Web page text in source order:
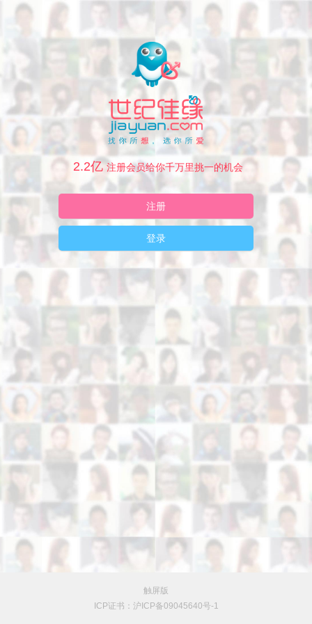
2.2亿 注册会员给你千万里挑一的机会
注册
登录
触屏版
ICP证书：沪ICP备09045640号-1